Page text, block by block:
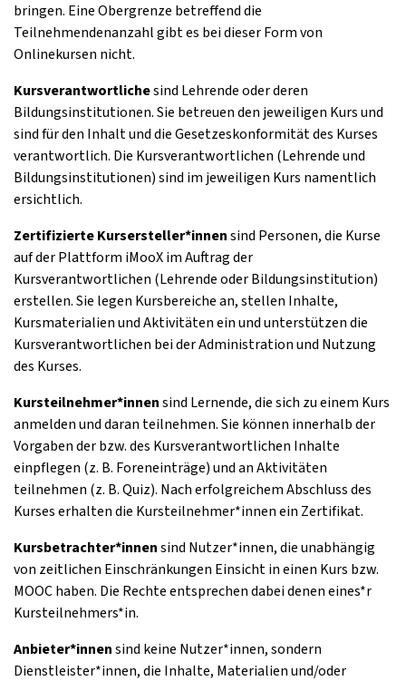
bringen. Eine Obergrenze betreffend die
Teilnehmendenanzahl gibt es bei dieser Form von
Onlinekursen nicht.
Kursverantwortlichesind Lehrende oder deren
Bildungsinstitutionen. Sie betreuen den jeweiligen Kurs und
sind für den Inhalt und die Gesetzeskonformität des Kurses
verantwortlich. Die Kursverantwortlichen (Lehrende und
Bildungsinstitutionen) sind im jeweiligen Kurs namentlich
ersichtlich.
Zertifizierte Kursersteller*innensind Personen, die Kurse
auf der Plattform iMooX im Auftrag der
Kursverantwortlichen (Lehrende oder Bildungsinstitution)
erstellen. Sie legen Kursbereiche an, stellen Inhalte,
Kursmaterialien und Aktivitäten ein und unterstützen die
Kursverantwortlichen bei der Administration und Nutzung
des Kurses.
Kursteilnehmer*innensind Lernende, die sich zu einem Kurs
anmelden und daran teilnehmen. Sie können innerhalb der
Vorgaben der bzw. des Kursverantwortlichen Inhalte
einpflegen (z. B. Foreneinträge) und an Aktivitäten
teilnehmen (z. B. Quiz). Nach erfolgreichem Abschluss des
Kurses erhalten die Kursteilnehmer*innen ein Zertifikat.
Kursbetrachter*innensind Nutzer*innen, die unabhängig
von zeitlichen Einschränkungen Einsicht in einen Kurs bzw.
MOOC haben. Die Rechte entsprechen dabei denen eines*r
Kursteilnehmers*in.
Anbieter*innensind keine Nutzer*innen, sondern
Dienstleister*innen, die Inhalte, Materialien und/oder